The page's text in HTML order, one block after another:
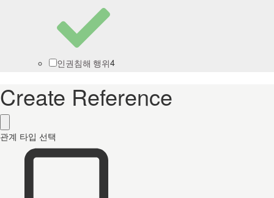
인권침해 행위4
Create Reference
관계 타입 선택